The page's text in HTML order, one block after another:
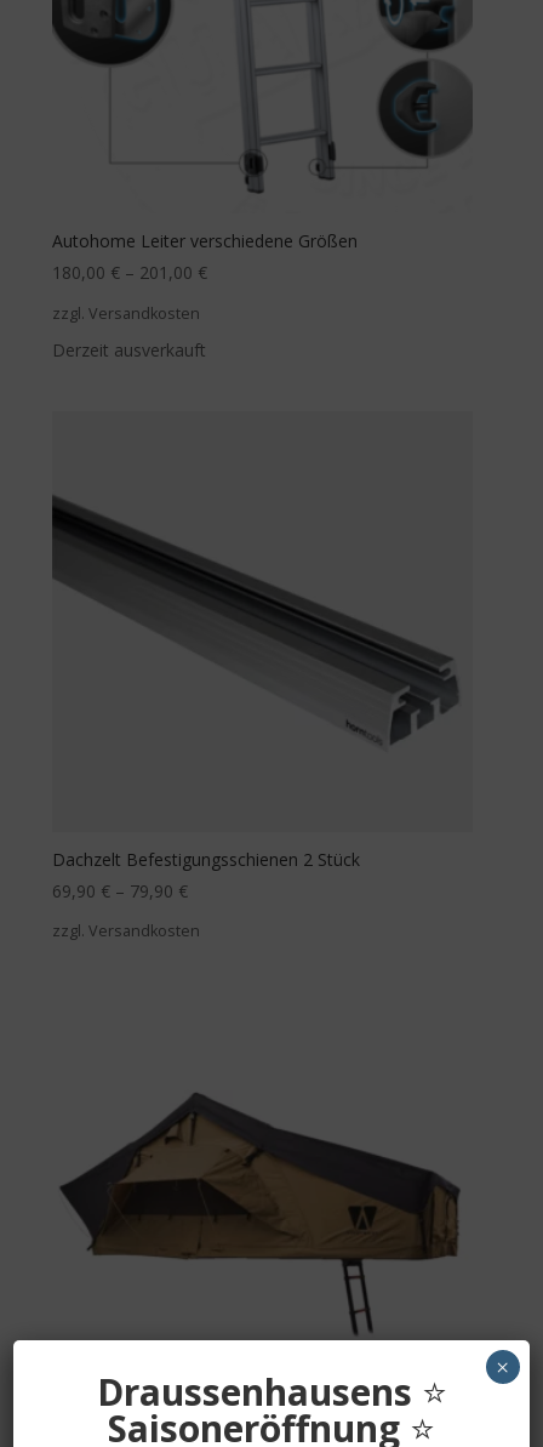
Autohome Leiter verschiedene Größen
180,00 € – 201,00 €
zzgl. Versandkosten
Derzeit ausverkauft
Dachzelt Befestigungsschienen 2 Stück
69,90 € – 79,90 €
zzgl. Versandkosten
Draussenhausens ⭐
Saisoneröffnung ⭐
×